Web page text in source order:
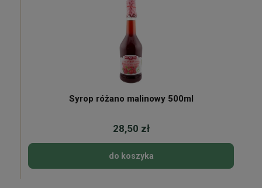
Syrop różano malinowy 500ml
28,50 zł
do koszyka